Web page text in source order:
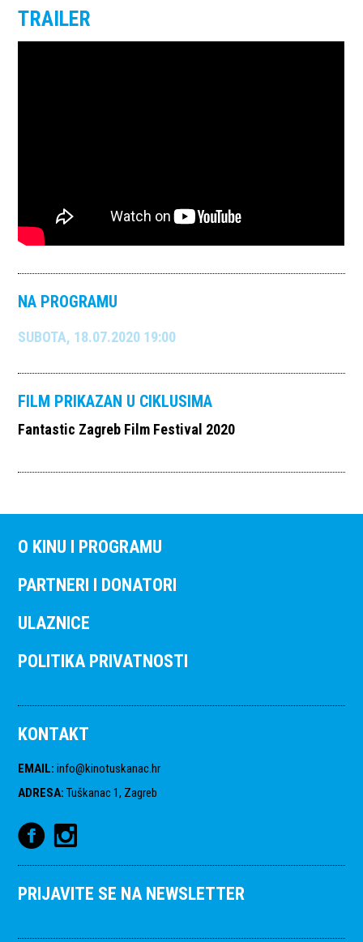
TRAILER
NA PROGRAMU
SUBOTA, 18.07.2020 19:00
FILM PRIKAZAN U CIKLUSIMA
Fantastic Zagreb Film Festival 2020
O KINU I PROGRAMU
PARTNERI I DONATORI
ULAZNICE
POLITIKA PRIVATNOSTI
KONTAKT
EMAIL: info@kinotuskanac.hr
ADRESA: Tuškanac 1, Zagreb
PRIJAVITE SE NA NEWSLETTER